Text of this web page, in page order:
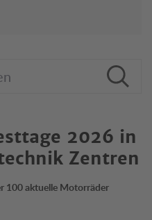
2026 in
Zentren
100 aktuelle Motorräder